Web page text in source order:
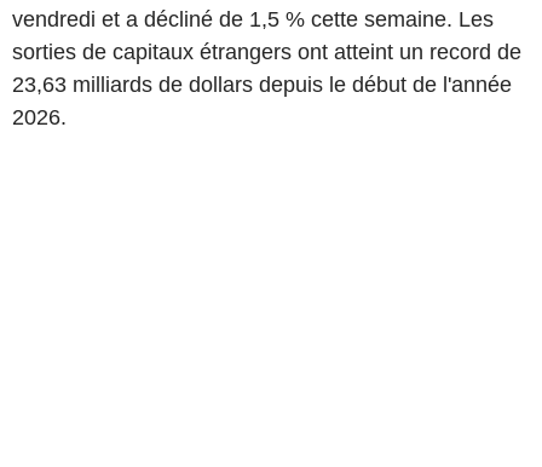
vendredi et a décliné de 1,5 % cette semaine. Les
sorties de capitaux étrangers ont atteint un record de
23,63 milliards de dollars depuis le début de l'année
2026.